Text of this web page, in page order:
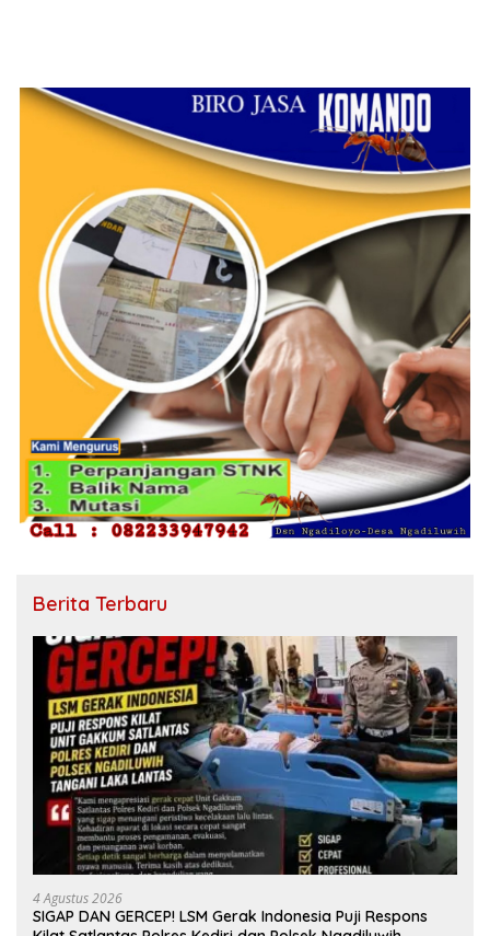
Berita Terbaru
4 Agustus 2026
SIGAP DAN GERCEP! LSM Gerak Indonesia Puji Respons